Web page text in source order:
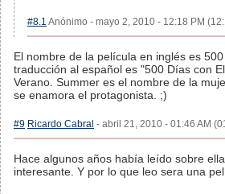
#8.1 Anónimo - mayo 2, 2010 - 12:18 PM
El nombre de la película en inglés es
traducción al español es "500 Días con
Verano. Summer es el nombre de la
se enamora el protagonista. ;)
#9 Ricardo Cabral - abril 21, 2010 - 01:46 AM
Hace algunos años había leído sobre
interesante. Y por lo que leo sera una